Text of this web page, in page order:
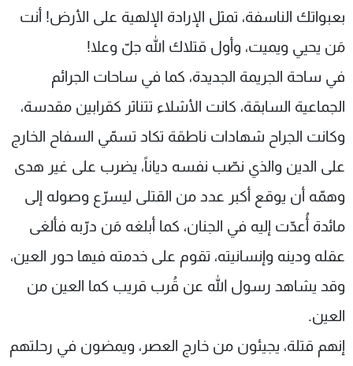
بعبواتك الناسفة، تمثل الإرادة الإلهية على الأرض! أنت
مَن يحيي ويميت، وأول قتلاك الله جلّ وعلا!
في ساحة الجريمة الجديدة، كما في ساحات الجرائم
الجماعية السابقة، كانت الأشلاء تتناثر كقرابين مقدسة،
وكانت الجراح شهادات ناطقة تكاد تسمّي السفاح الخارج
على الدين والذي نصّب نفسه دياناً، يضرب على غير هدى
وهمّه أن يوقع أكبر عدد من القتلى ليسرّع وصوله إلى
مائدة أُعدّت إليه في الجنان، كما أبلغه مَن درّبه فألغى
عقله ودينه وإنسانيته، تقوم على خدمته فيها حور العين،
وقد يشاهد رسول الله عن قُرب قريب كما العين من
العين.
إنهم قتلة، يجيئون من خارج العصر، ويمضون في رحلتهم
الترددات
عن MTV
الإنـتـاج
تواصل معنا
سياسة الخصوصية